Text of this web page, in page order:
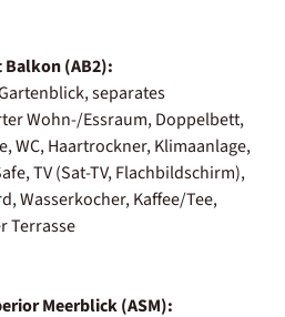
(AB2):
separates
Wohn-/Essraum, Doppelbett,
WC, Haartrockner, Klimaanlage,
TV (Sat-TV, Flachbildschirm),
Wasserkocher, Kaffee/Tee,
Terrasse
Meerblick (ASM):